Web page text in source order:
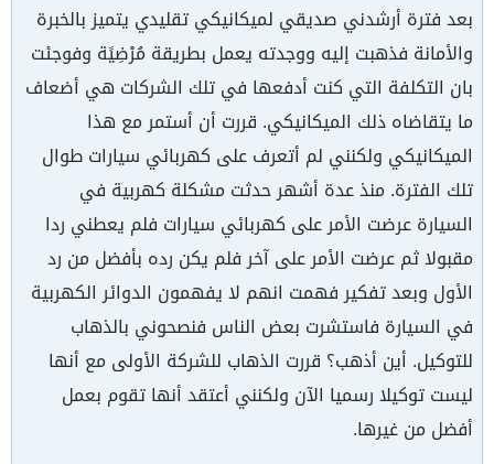
بعد فترة أرشدني صديقي لميكانيكي تقليدي يتميز بالخبرة
والأمانة فذهبت إليه ووجدته يعمل بطريقة مُرْضِيًة وفوجئت
بان التكلفة التي كنت أدفعها في تلك الشركات هي أضعاف
ما يتقاضاه ذلك الميكانيكي. قررت أن أستمر مع هذا
الميكانيكي ولكنني لم أتعرف على كهربائي سيارات طوال
تلك الفترة. منذ عدة أشهر حدثت مشكلة كهربية في
السيارة عرضت الأمر على كهربائي سيارات فلم يعطني ردا
مقبولا ثم عرضت الأمر على آخر فلم يكن رده بأفضل من رد
الأول وبعد تفكير فهمت انهم لا يفهمون الدوائر الكهربية
في السيارة فاستشرت بعض الناس فنصحوني بالذهاب
للتوكيل. أين أذهب؟ قررت الذهاب للشركة الأولى مع أنها
ليست توكيلا رسميا الآن ولكنني أعتقد أنها تقوم بعمل
أفضل من غيرها.